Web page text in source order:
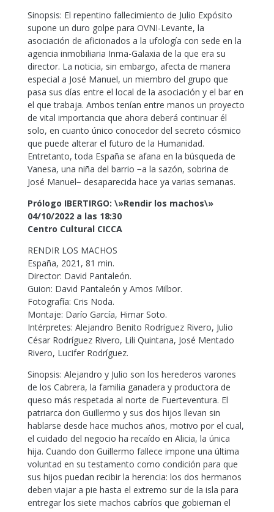
Sinopsis: El repentino fallecimiento de Julio Expósito
supone un duro golpe para OVNI-Levante, la
asociación de aficionados a la ufología con sede en la
agencia inmobiliaria Inma-Galaxia de la que era su
director. La noticia, sin embargo, afecta de manera
especial a José Manuel, un miembro del grupo que
pasa sus días entre el local de la asociación y el bar en
el que trabaja. Ambos tenían entre manos un proyecto
de vital importancia que ahora deberá continuar él
solo, en cuanto único conocedor del secreto cósmico
que puede alterar el futuro de la Humanidad.
Entretanto, toda España se afana en la búsqueda de
Vanesa, una niña del barrio −a la sazón, sobrina de
José Manuel− desaparecida hace ya varias semanas.
Prólogo IBERTIRGO: \»Rendir los machos\»
04/10/2022 a las 18:30
Centro Cultural CICCA
RENDIR LOS MACHOS
España, 2021, 81 min.
Director: David Pantaleón.
Guion: David Pantaleón y Amos Milbor.
Fotografía: Cris Noda.
Montaje: Darío García, Himar Soto.
Intérpretes: Alejandro Benito Rodríguez Rivero, Julio
César Rodríguez Rivero, Lili Quintana, José Mentado
Rivero, Lucifer Rodríguez.
Sinopsis: Alejandro y Julio son los herederos varones
de los Cabrera, la familia ganadera y productora de
queso más respetada al norte de Fuerteventura. El
patriarca don Guillermo y sus dos hijos llevan sin
hablarse desde hace muchos años, motivo por el cual,
el cuidado del negocio ha recaído en Alicia, la única
hija. Cuando don Guillermo fallece impone una última
voluntad en su testamento como condición para que
sus hijos puedan recibir la herencia: los dos hermanos
deben viajar a pie hasta el extremo sur de la isla para
entregar los siete machos cabríos que gobiernan el